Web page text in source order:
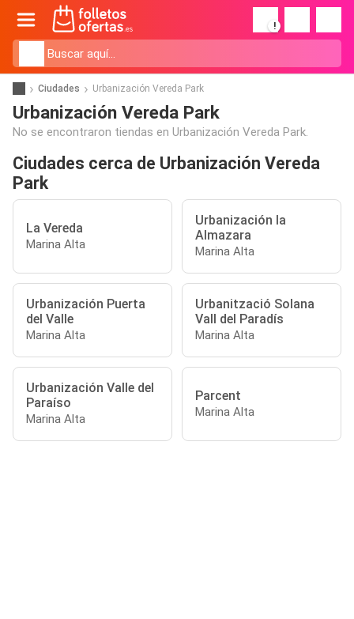
!
Ciudades Urbanización Vereda Park
Urbanización Vereda Park
No se encontraron tiendas en Urbanización Vereda Park.
Ciudades cerca de Urbanización Vereda
Park
La Vereda
Marina Alta
Urbanización la
Almazara
Marina Alta
Urbanización Puerta
del Valle
Marina Alta
Urbanització Solana
Vall del Paradís
Marina Alta
Urbanización Valle del
Paraíso
Marina Alta
Parcent
Marina Alta